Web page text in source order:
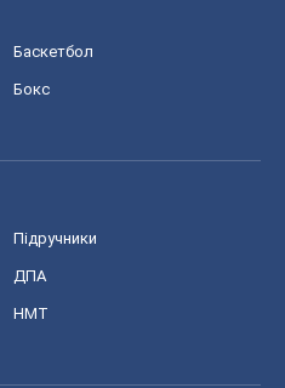
Баскетбол
Бокс
Підручники
ДПА
НМТ